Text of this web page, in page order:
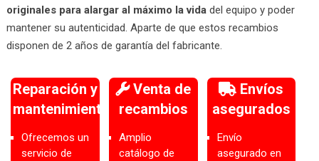
originales para alargar al máximo la vidadel equipo y poder
mantener su autenticidad. Aparte de que estos recambios
disponen de 2 años de garantía del fabricante.
Reparación y
mantenimiento
Ofrecemos un
servicio de
Venta de
recambios
Amplio
catálogo de
Envíos
asegurados
Envío
asegurado en